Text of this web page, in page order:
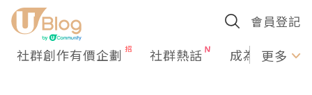
會員登記
社群創作有價企劃 社群熱話 成為U更多